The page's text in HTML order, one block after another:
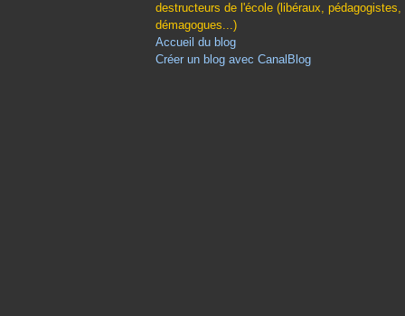
destructeurs de l'école (libéraux, pédagogistes,
démagogues...)
Accueil du blog
Créer un blog avec CanalBlog